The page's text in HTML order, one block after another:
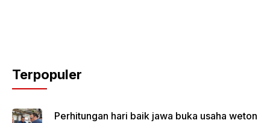
Terpopuler
Perhitungan hari baik jawa buka usaha weton